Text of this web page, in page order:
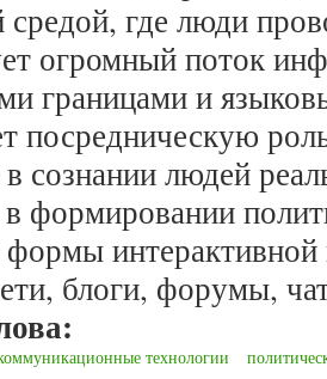
средой, где люди
огромный поток
границами и
посредническую
сознании людей
формировании
формы
блоги, форумы,
технологии